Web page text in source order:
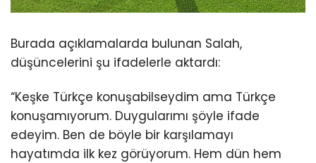
Burada açıklamalarda bulunan Salah,
düşüncelerini şu ifadelerle aktardı:
“Keşke Türkçe konuşabilseydim ama Türkçe
konuşamıyorum. Duygularımı şöyle ifade
edeyim. Ben de böyle bir karşılamayı
hayatımda ilk kez görüyorum. Hem dün hem